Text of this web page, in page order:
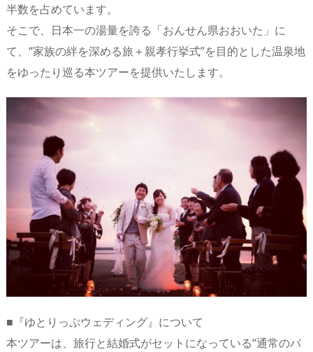
半数を占めています。
そこで、日本一の湯量を誇る「おんせん県おおいた」に
て、“家族の絆を深める旅＋親孝行挙式”を目的とした温泉地
をゆったり巡る本ツアーを提供いたします。
■『ゆとりっぷウェディング』について
本ツアーは、旅行と結婚式がセットになっている“通常のパ